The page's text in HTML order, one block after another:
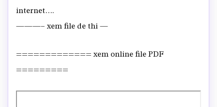
internet….
———– xem file de thi —
============= xem online file PDF
=========